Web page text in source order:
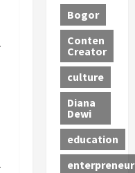
Bogor
Conten
Creator
culture
Diana
Dewi
education
enterpreneur